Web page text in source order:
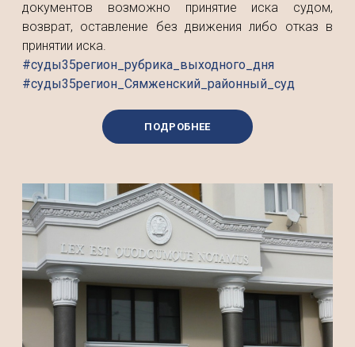
документов возможно принятие иска судом,
возврат, оставление без движения либо отказ в
принятии иска.
#суды35регион_рубрика_выходного_дня
#суды35регион_Сямженский_районный_суд
ПОДРОБНЕЕ